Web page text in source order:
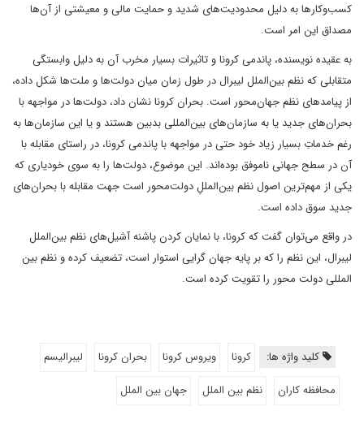
کسب‌‌وکارها به دلیل محدودیت‌های شدید و حمایت مالی و معیشتی از آن‌ها
مصداق این امر است.
به عقیده نویسنده، پاندمی کرونا و تاثیرات بسیار مخرب آن به دلیل وابستگی
متقابلی که نظم‌ بین‌الملل لیبرال در طول زمان میان دولت‌ها و ملت‌ها شکل داده،
از پیامدهای نظم جهان‌محور است‌. بحران کرونا نشان داد، دولت‌ها در مواجهه با
بحران‌های جدید یا به سازمان‌های بین‌المللی بدبین هستند و یا این سازمان‌ها به
رغم خدماتِ بسیار زیاد خود حتی در مواجهه با پاندمی کرونا، در راستای مقابله با
آن در سطح جهانی ناموفق بوده‌اند. این موضوع، دولت‌ها را به سوی خودیاری که
یکی از مهم‌ترین اصول نظم بین‌المللِ دولت‌محور است جهت مقابله با بحران‌های
جدید سوق داده است.
در واقع می‌توان گفت که کرونا، با نمایان کردن پاشنه آشیل‌های نظم بین‌الملل
لیبرال، این نظم را که بر پایه جهان گرایی استوار است، تضعیف کرده و نظم بین
المللی دولت محور را تقویت کرده است.
کلید واژه ها: کرونا ویروس کرونا بحران کرونا
لیبرالیسم
محافظه کاران
نظم بین الملل جهان بین الملل